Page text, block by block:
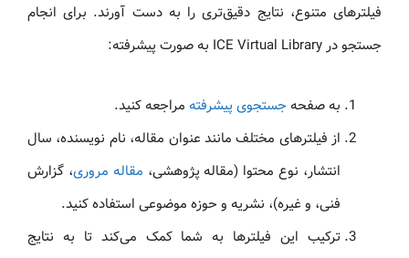
فیلترهای متنوع، نتایج دقیق‌تری را به دست آورند. برای انجام
جستجو در ICE Virtual Library به صورت پیشرفته:
به صفحه جستجوی پیشرفته مراجعه کنید.
از فیلترهای مختلف مانند عنوان مقاله، نام نویسنده، سال
انتشار، نوع محتوا (مقاله پژوهشی، مقاله مروری، گزارش
فنی، و غیره)، نشریه و حوزه موضوعی استفاده کنید.
ترکیب این فیلترها به شما کمک می‌کند تا به نتایج